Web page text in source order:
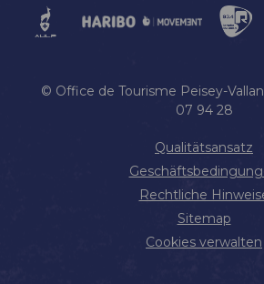
© Office de Tourisme Peisey-
07 94 28
Qualitätsansatz
Rechtliche
Sitemap
Cookies verwalten